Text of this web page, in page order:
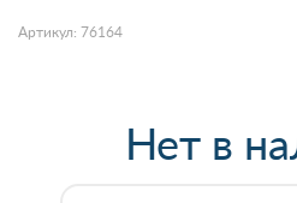
Артикул: 76164
Нет в